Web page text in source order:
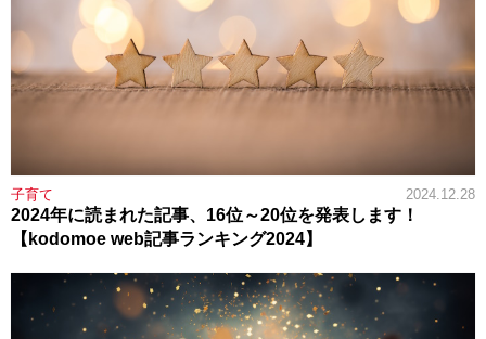
子育て 2024.12.28
2024年に読まれた記事、16位～20位を発表します！
【kodomoe web記事ランキング2024】